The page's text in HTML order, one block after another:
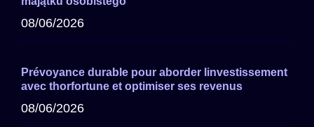
08/06/2026
Prévoyance durable pour aborder linvestissement
avec thorfortune et optimiser ses revenus
08/06/2026